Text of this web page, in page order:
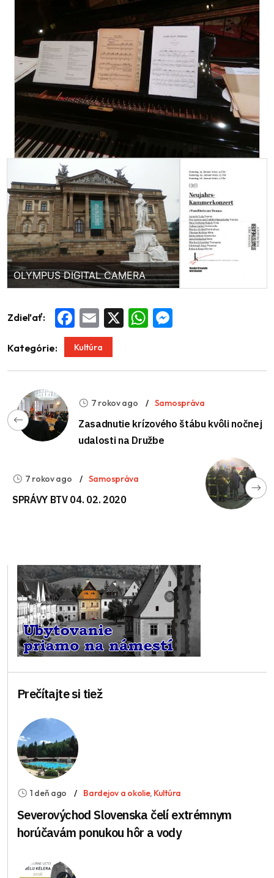
OLYMPUS DIGITAL CAMERA
Zdieľať: Facebook
Email WhatsApp
Kategórie: Kultúra
7 rokov ago Samospráva
Zasadnutie krízového štábu kvôli nočnej
udalosti na Družbe
7 rokov ago Samospráva
SPRÁVY BTV 04. 02. 2020
Prečítajte si tiež
1 deň ago Bardejov a okolie, Kultúra
Severovýchod Slovenska čelí extrémnym
horúčavám ponukou hôr a vody